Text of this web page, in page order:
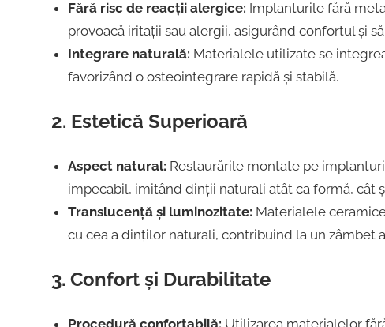
Fără risc de reacții alergice: Implanturile fără
provoacă iritații sau alergii, asigurând confortul și
Integrare naturală: Materialele utilizate se
favorizând o osteointegrare rapidă și stabilă.
2. Estetică Superioară
Aspect natural: Restaurările montate pe
impecabil, imitând dinții naturali atât ca formă, cât
Translucență și luminozitate: Materialele
cu cea a dinților naturali, contribuind la un zâmbet
3. Confort și Durabilitate
Procedură confortabilă: Utilizarea materialelor